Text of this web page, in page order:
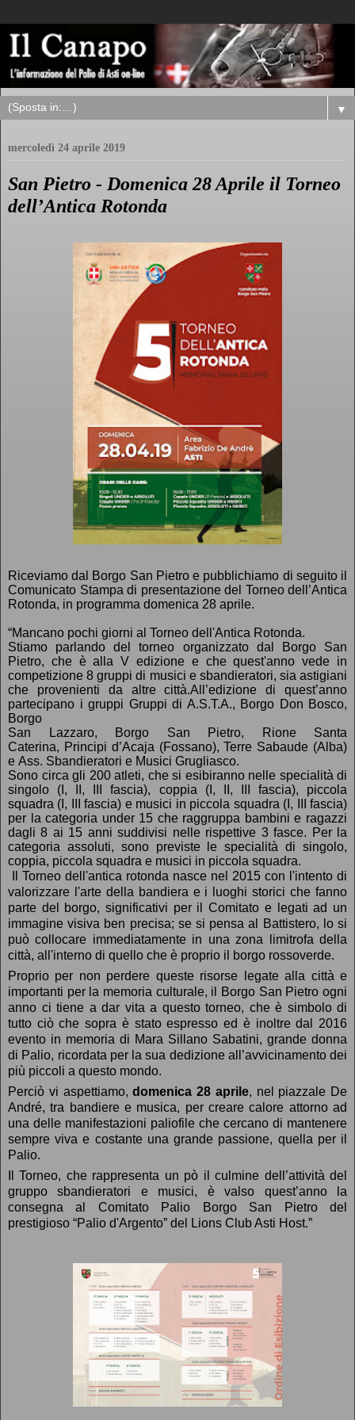
▼
mercoledì 24 aprile 2019
San Pietro - Domenica 28 Aprile il Torneo
dell’Antica Rotonda
Riceviamo dal Borgo San Pietro e pubblichiamo di seguito il
Comunicato Stampa di presentazione del Torneo dell’Antica
Rotonda, in programma domenica 28 aprile.
“Mancano pochi giorni al Torneo dell'Antica Rotonda.
Stiamo parlando del torneo organizzato dal Borgo San
Pietro, che è alla V edizione e che quest'anno vede in
competizione 8 gruppi di musici e sbandieratori, sia astigiani
che provenienti da altre città.All’edizione di quest’anno
partecipano i gruppi Gruppi di A.S.T.A., Borgo Don Bosco,
Borgo
San Lazzaro, Borgo San Pietro, Rione Santa
Caterina, Principi d’Acaja (Fossano), Terre Sabaude (Alba)
e Ass. Sbandieratori e Musici Grugliasco.
Sono circa gli 200 atleti, che si esibiranno nelle specialità di
singolo (I, II, III fascia), coppia (I, II, III fascia), piccola
squadra (I, III fascia) e musici in piccola squadra (I, III fascia)
per la categoria under 15 che raggruppa bambini e ragazzi
dagli 8 ai 15 anni suddivisi nelle rispettive 3 fasce. Per la
categoria assoluti, sono previste le specialità di singolo,
coppia, piccola squadra e musici in piccola squadra.
Il Torneo dell'antica rotonda nasce nel 2015 con l'intento di
valorizzare l'arte della bandiera e i luoghi storici che fanno
parte del borgo, significativi per il Comitato e legati ad un
immagine visiva ben precisa; se si pensa al Battistero, lo si
può collocare immediatamente in una zona limitrofa della
città, all'interno di quello che è proprio il borgo rossoverde.
Proprio per non perdere queste risorse legate alla città e
importanti per la memoria culturale, il Borgo San Pietro ogni
anno ci tiene a dar vita a questo torneo, che è simbolo di
tutto ciò che sopra è stato espresso ed è inoltre dal 2016
evento in memoria di Mara Sillano Sabatini, grande donna
di Palio, ricordata per la sua dedizione all’avvicinamento dei
più piccoli a questo mondo.
Perciò vi aspettiamo,domenica 28 aprile, nel piazzale De
André, tra bandiere e musica, per creare calore attorno ad
una delle manifestazioni paliofile che cercano di mantenere
sempre viva e costante una grande passione, quella per il
Palio.
Il Torneo, che rappresenta un pò il culmine dell’attività del
gruppo sbandieratori e musici, è valso quest’anno la
consegna al Comitato Palio Borgo San Pietro del
prestigioso “Palio d'Argento” del Lions Club Asti Host.”